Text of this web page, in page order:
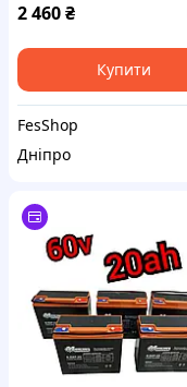
2 460₴
Купити
FesShop
Дніпро